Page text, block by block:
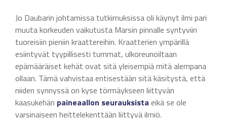
Jo Daubarin johtamissa tutkimuksissa oli käynyt ilmi pari
muuta korkeuden vaikutusta Marsin pinnalle syntyviin
tuoreisiin pieniin kraattereihin. Kraatterien ympärillä
esiintyvät tyypillisesti tummat, ulkoreunoiltaan
epämääräiset kehät ovat sitä yleisempiä mitä alempana
ollaan. Tämä vahvistaa entisestään sitä käsitystä, että
niiden synnyssä on kyse törmäykseen liittyvän
kaasukehän paineaallon seurauksista eikä se ole
varsinaiseen heittelekenttään liittyvä ilmiö.